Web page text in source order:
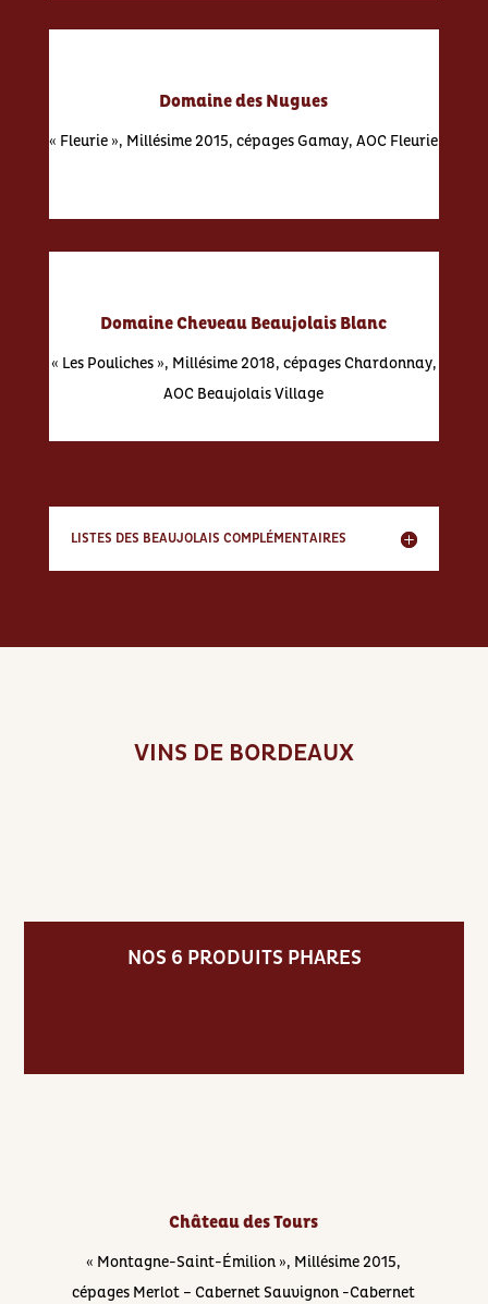
Domaine des Nugues
« Fleurie », Millésime 2015, cépages Gamay, AOC Fleurie
Domaine Cheveau Beaujolais Blanc
« Les Pouliches », Millésime 2018, cépages Chardonnay,
AOC Beaujolais Village
LISTES DES BEAUJOLAIS COMPLÉMENTAIRES
VINS DE BORDEAUX
NOS 6 PRODUITS PHARES
Château des Tours
« Montagne-Saint-Émilion », Millésime 2015,
cépages Merlot – Cabernet Sauvignon -Cabernet